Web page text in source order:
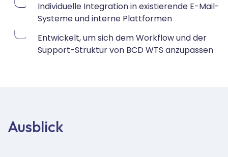
Individuelle Integration in existierende E-Mail-
Systeme und interne Plattformen
Entwickelt, um sich dem Workflow und der
Support-Struktur von BCD WTS anzupassen
Ausblick